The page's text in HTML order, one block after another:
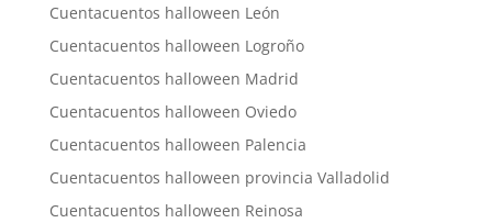
Cuentacuentos halloween León
Cuentacuentos halloween Logroño
Cuentacuentos halloween Madrid
Cuentacuentos halloween Oviedo
Cuentacuentos halloween Palencia
Cuentacuentos halloween provincia Valladolid
Cuentacuentos halloween Reinosa